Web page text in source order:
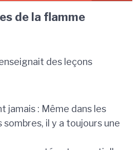
de la flamme
des leçons
jamais : Même dans les
sombres, il y a toujours une